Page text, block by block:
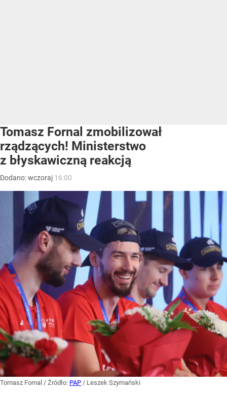
Tomasz Fornal zmobilizował
rządzących! Ministerstwo
z błyskawiczną reakcją
Dodano:wczoraj 16:00
Tomasz Fornal / Źródło: PAP / Leszek Szymański